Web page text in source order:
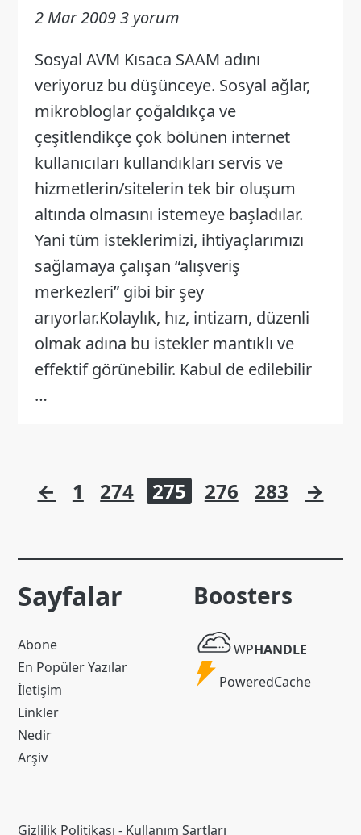
2 Mar 2009 3 yorum
Sosyal AVM Kısaca SAAM adını
veriyoruz bu düşünceye. Sosyal ağlar,
mikrobloglar çoğaldıkça ve
çeşitlendikçe çok bölünen internet
kullanıcıları kullandıkları servis ve
hizmetlerin/sitelerin tek bir oluşum
altında olmasını istemeye başladılar.
Yani tüm isteklerimizi, ihtiyaçlarımızı
sağlamaya çalışan “alışveriş
merkezleri” gibi bir şey
arıyorlar.Kolaylık, hız, intizam, düzenli
olmak adına bu istekler mantıklı ve
effektif görünebilir. Kabul de edilebilir
…
Yazı
← 1 274 275 276 283 →
Sayfalar
Abone
En Popüler Yazılar
İletişim
Linkler
Nedir
Arşiv
Boosters
WP
Handle
WPHANDLE
Powered
PoweredCache
Gizlilik Politikası - Kullanım Şartları